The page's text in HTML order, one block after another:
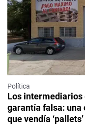
Política
Los intermediarios
garantía falsa: una
que vendía ‘pallets’